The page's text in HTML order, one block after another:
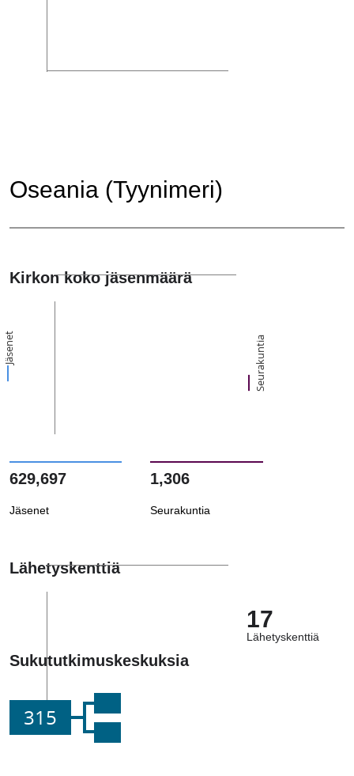
Oseania (Tyynimeri)
Kirkon koko jäsenmäärä
Jäsenet Seurakuntia
629,697
Jäsenet
1,306
Seurakuntia
Lähetyskenttiä
17
Lähetyskenttiä
Sukututkimuskeskuksia
315